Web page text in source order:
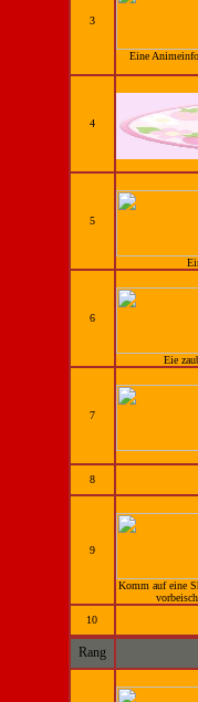
3
Eine
4
5
6
Eie
7
8
9
Komm auf eine
10
Rang